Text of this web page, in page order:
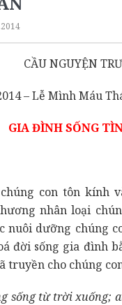
CẦU NGUYỆN
– Lễ Mình Máu
GIA ĐÌNH SỐNG
chúng con tôn
nhân loại
nuôi dưỡng chúng
đời sống gia đình
truyền cho chúng
sống từ trời xuống;